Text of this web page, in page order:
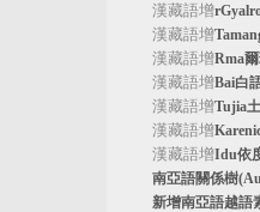
漢藏語增
漢藏語增
漢藏語增Rma
漢藏語增Bai白
漢藏語增Tujia
漢藏語增
漢藏語增Idu依
南亞語關係樹
新增南亞語越語